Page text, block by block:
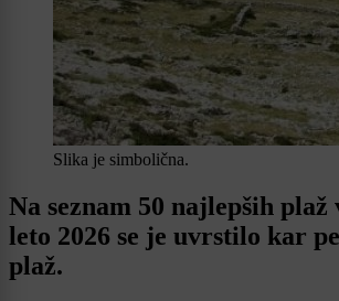
Slika je simbolična.
Na seznam 50 najlepših
leto 2026 se je uvrstilo kar
plaž.